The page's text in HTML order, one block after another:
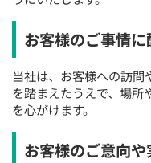
お客様のご事情
当社は、お客様への訪
を踏まえたうえで、場所
を心がけます。
お客様のご意向